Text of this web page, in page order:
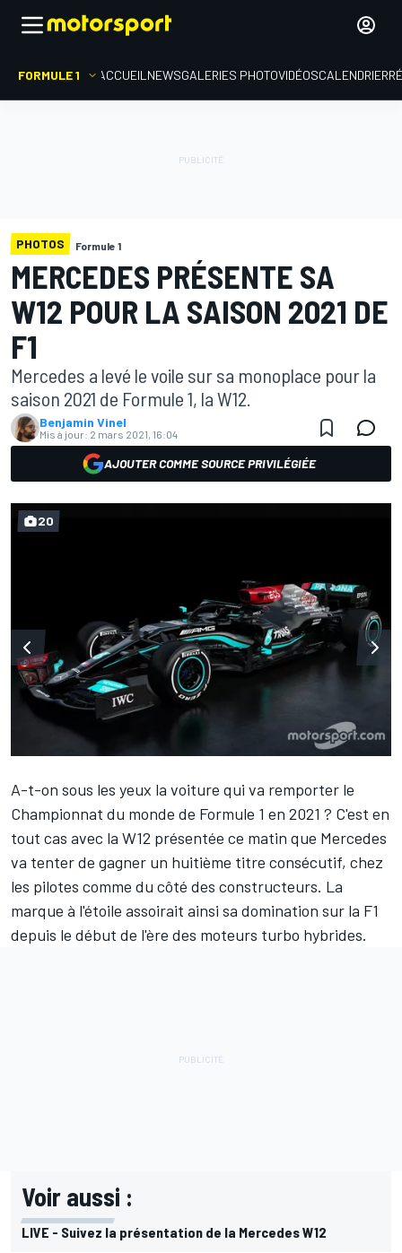
FORMULE 1 ACCUEIL NEWSGALERIES PHOTOVIDÉOSCALENDRIER
PHOTOS Formule 1
MERCEDES PRÉSENTE SA
W12 POUR LA SAISON 2021 DE
F1
Mercedes a levé le voile sur sa monoplace pour la
saison 2021 de Formule 1, la W12.
Benjamin Vinel
Mis à jour: 2 mars 2021, 16:04
AJOUTER COMME SOURCE PRIVILÉGIÉE
20
A-t-on sous les yeux la voiture qui va remporter le
Championnat du monde de Formule 1 en 2021 ? C'est en
tout cas avec la W12 présentée ce matin que Mercedes
va tenter de gagner un huitième titre consécutif, chez
les pilotes comme du côté des constructeurs. La
marque à l'étoile assoirait ainsi sa domination sur la F1
depuis le début de l'ère des moteurs turbo hybrides.
Voir aussi :
LIVE - Suivez la présentation de la Mercedes W12